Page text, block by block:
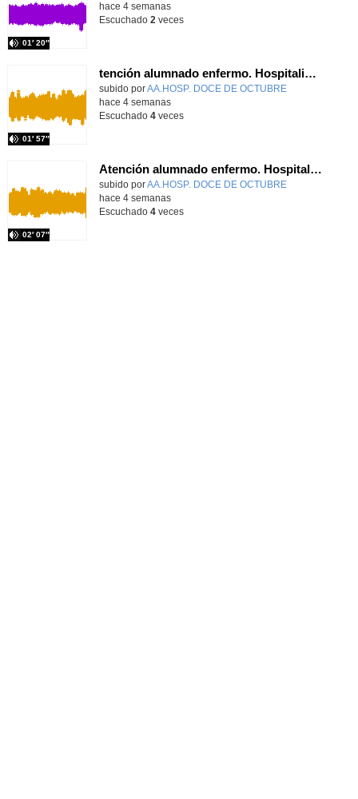
01′ 20″
hace 4 semanas
Escuchado 2 veces
tención alumnado enfermo. Hospitalización Psiquiátrica. María del Carmen Sanz Segura
Contenido educativo.
subido porAA.HOSP. DOCE DE OCTUBRE
01′ 57″
-
hace 4 semanas
Escuchado 4veces
Atención alumnado enfermo. Hospitalización Psiquiátrica. Miguel Ángel Baena Recio
Contenido educativo.
subido porAA.HOSP. DOCE DE OCTUBRE
02′ 07″
-
hace 4 semanas
Escuchado 4veces